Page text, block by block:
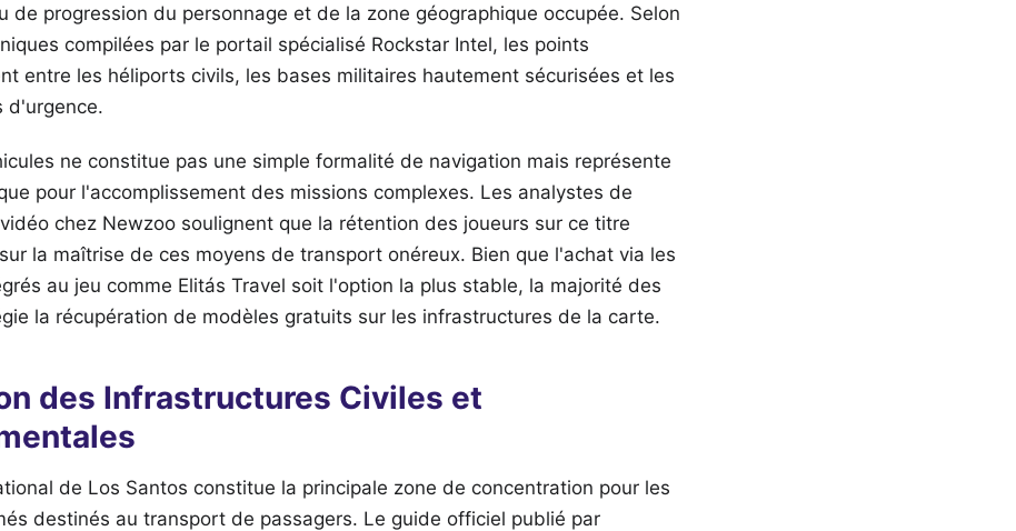
de progression du personnage et de la zone géographique occupée. Selon
compilées par le portail spécialisé Rockstar Intel, les points
entre les héliports civils, les bases militaires hautement sécurisées et les
d'urgence.
ne constitue pas une simple formalité de navigation mais représente
pour l'accomplissement des missions complexes. Les analystes de
chez Newzoo soulignent que la rétention des joueurs sur ce titre
la maîtrise de ces moyens de transport onéreux. Bien que l'achat via les
au jeu comme Elitás Travel soit l'option la plus stable, la majorité des
la récupération de modèles gratuits sur les infrastructures de la carte.
des Infrastructures Civiles et
de Los Santos constitue la principale zone de concentration pour les
destinés au transport de passagers. Le guide officiel publié par